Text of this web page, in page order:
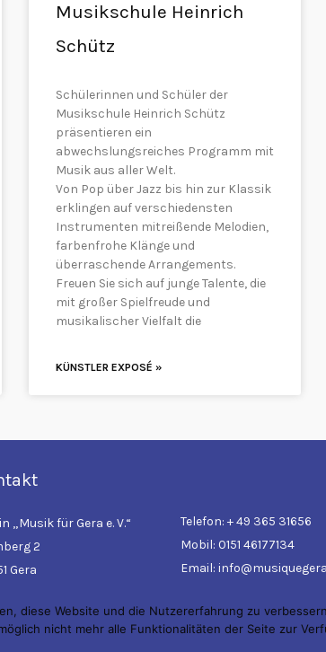
Musikschule Heinrich
Schütz
Schülerinnen und Schüler der
Musikschule Heinrich Schütz
präsentieren ein
abwechslungsreiches Programm mit
Musik aus aller Welt.
Von Pop über Jazz bis hin zur Klassik
erklingen auf verschiedensten
Instrumenten mitreißende Melodien,
farbenfrohe Klänge und
überraschende Arrangements.
Freuen Sie sich auf junge Talente, die
mit großer Spielfreude und
musikalischer Vielfalt die
KÜNSTLER EXPOSÉ »
„Musik für Gera e. V.“
2
Gera
Telefon: + 49 365 31656
Mobil: 0151 46177134
Email:
diese Website und die Nutzererfahrung zu
nicht mehr alle Funktionalitäten der Seite zur